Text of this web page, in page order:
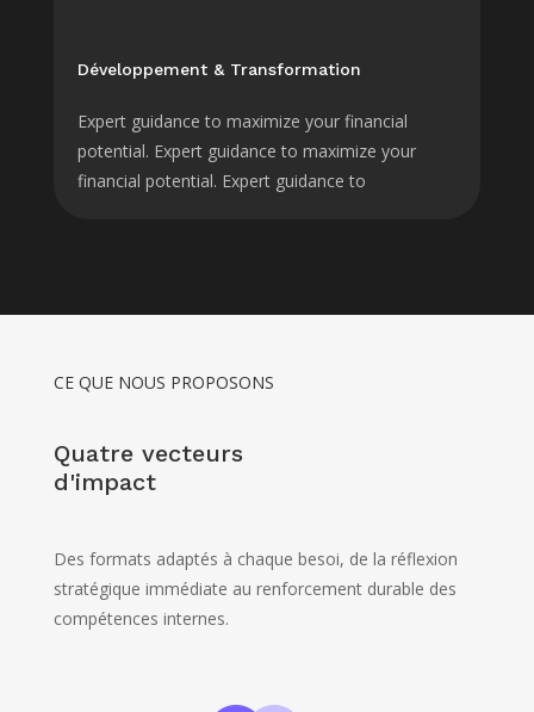
Développement & Transformation
Expert guidance to maximize your financial
potential. Expert guidance to maximize your
financial potential. Expert guidance to
CE QUE NOUS PROPOSONS
Quatre vecteurs
d'impact
Des formats adaptés à chaque besoi, de la réflexion
stratégique immédiate au renforcement durable des
compétences internes.